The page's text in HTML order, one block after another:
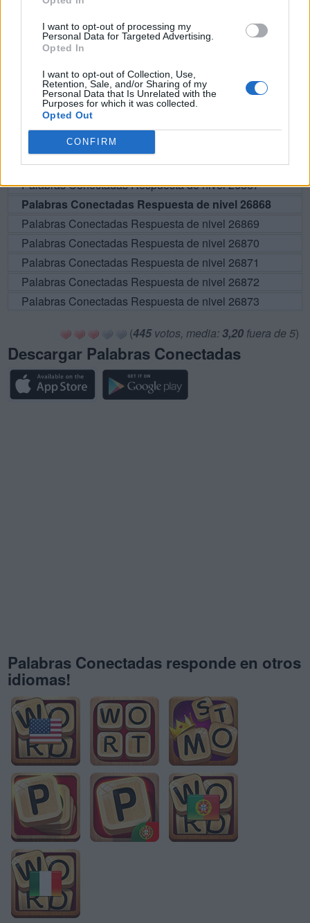
I want to opt-out of processing my
Personal Data for Targeted Advertising.
Opted In
I want to opt-out of Collection, Use,
Retention, Sale, and/or Sharing of my
Personal Data that Is Unrelated with the
Purposes for which it was collected.
Opted Out
CONFIRM
RESPUESTAS
Por favor seleccione los niveles:
Palabras Conectadas Respuesta de nivel 26863
Palabras Conectadas Respuesta de nivel 26864
Palabras Conectadas Respuesta de nivel 26865
Palabras Conectadas Respuesta de nivel 26866
Palabras Conectadas Respuesta de nivel 26867
Palabras Conectadas Respuesta de nivel 26868
Palabras Conectadas Respuesta de nivel 26869
Palabras Conectadas Respuesta de nivel 26870
Palabras Conectadas Respuesta de nivel 26871
Palabras Conectadas Respuesta de nivel 26872
Palabras Conectadas Respuesta de nivel 26873
(445votos, media: 3,20 fuera de 5)
Descargar Palabras Conectadas
Palabras Conectadas responde en otros
idiomas!